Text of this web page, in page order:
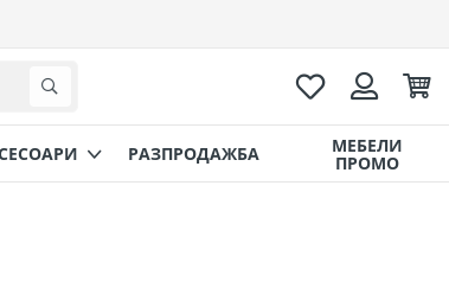
Любими
РАЗПРОДАЖБА МЕБЕЛИ
ПРОМО